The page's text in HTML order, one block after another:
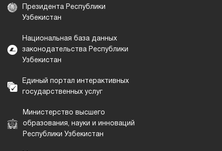
Президента Республики
Узбекистан
Национальная база данных
законодательства Республики
Узбекистан
Единый портал интерактивных
государственных услуг
Министерство высшего
образования, науки и инноваций
Республики Узбекистан